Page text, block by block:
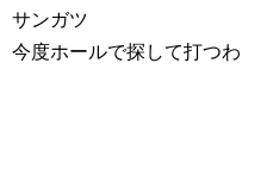
サンガツ
今度ホールで探して打つわ